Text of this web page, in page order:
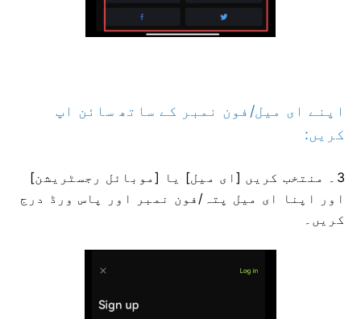
اپنے ای میل/فون نمبر کے ساتھ سائن اپ
کریں:
3۔ منتخب کریں [ای میل] یا [موبائل رجسٹریشن]
اور اپنا ای میل پتہ/فون نمبر اور پاس ورڈ درج
کریں۔